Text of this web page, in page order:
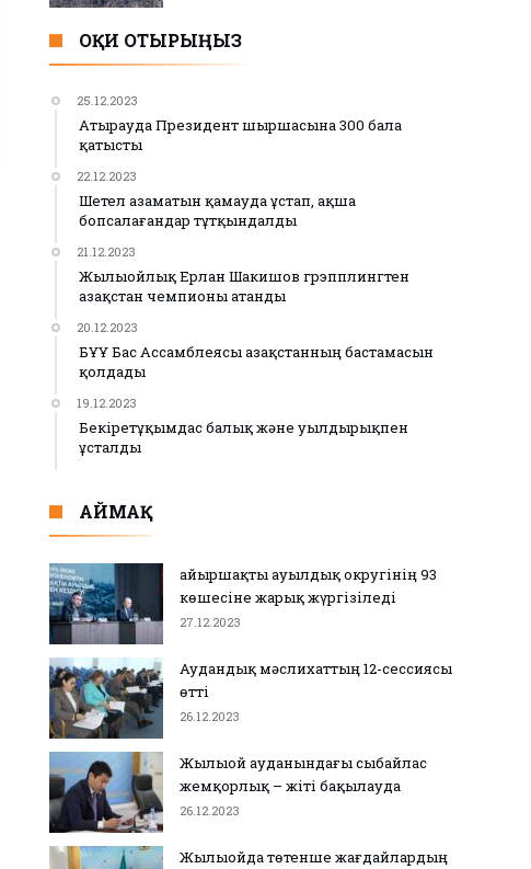
ОҚИ ОТЫРЫҢЫЗ
25.12.2023
Атырауда Президент шыршасына 300 бала
қатысты
22.12.2023
Шетел азаматын қамауда ұстап, ақша
бопсалағандар тұтқындалды
21.12.2023
Жылыойлық Ерлан Шакишов грэпплингтен
Қазақстан чемпионы атанды
20.12.2023
БҰҰ Бас Ассамблеясы Қазақстанның бастамасын
қолдады
19.12.2023
Бекіретұқымдас балық және уылдырықпен
ұсталды
АЙМАҚ
Қайыршақты ауылдық округінің 93
көшесіне жарық жүргізіледі
27.12.2023
Аудандық мәслихаттың 12-сессиясы
өтті
26.12.2023
Жылыой ауданындағы сыбайлас
жемқорлық – жіті бақылауда
26.12.2023
Жылыойда төтенше жағдайлардың